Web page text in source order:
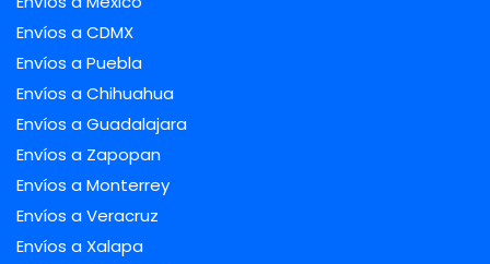
Envíos a CDMX
Envíos a Puebla
Envíos a Chihuahua
Envíos a Guadalajara
Envíos a Zapopan
Envíos a Monterrey
Envíos a Veracruz
Envíos a Xalapa